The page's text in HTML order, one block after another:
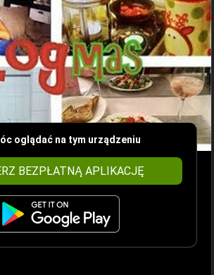
oglądać na tym urządzeniu
BEZPŁATNĄ APLIKACJĘ